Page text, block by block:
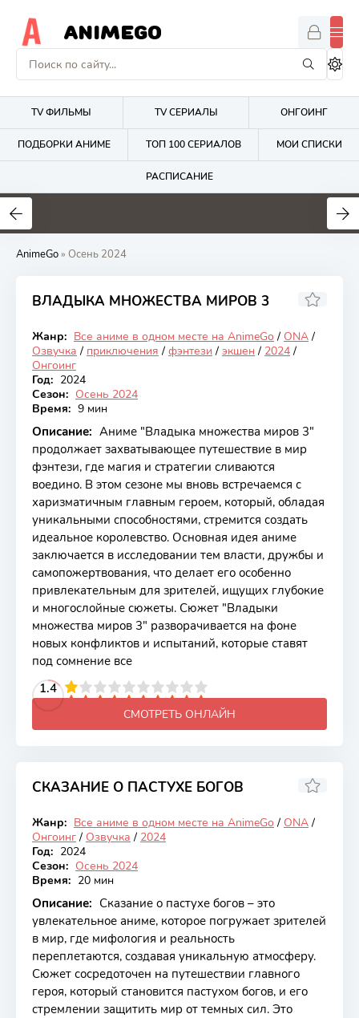
ANIMEGO
TV ФИЛЬМЫ TV СЕРИАЛЫ ОНГОИНГ
ПОДБОРКИ АНИМЕ ТОП 100 СЕРИАЛОВ МОИ СПИСКИ
РАСПИСАНИЕ
1.7
AnimeGo» Осень 2024
ВЛАДЫКА МНОЖЕСТВА МИРОВ 3
Онгоинг
7.2
Жанр: Все аниме в одном месте на AnimeGo / ONA /
Озвучка / приключения / фэнтези / экшен / 2024 /
Онгоинг
Год: 2024
Сезон: Осень 2024
Время: 9 мин
Описание: Аниме "Владыка множества миров 3"
продолжает захватывающее путешествие в мир
фэнтези, где магия и стратегии сливаются
воедино. В этом сезоне мы вновь встречаемся с
харизматичным главным героем, который, обладая
уникальными способностями, стремится создать
идеальное королевство. Основная идея аниме
заключается в исследовании тем власти, дружбы и
самопожертвования, что делает его особенно
привлекательным для зрителей, ищущих глубокие
и многослойные сюжеты. Сюжет "Владыки
множества миров 3" разворачивается на фоне
новых конфликтов и испытаний, которые ставят
под сомнение все
1.4
4 5 6 7 8 9 10
СМОТРЕТЬ ОНЛАЙН
СКАЗАНИЕ О ПАСТУХЕ БОГОВ
Онгоинг
8.3
Жанр: Все аниме в одном месте на AnimeGo / ONA /
Онгоинг / Озвучка / 2024
Год: 2024
Сезон: Осень 2024
Время: 20 мин
Описание: Сказание о пастухе богов – это
увлекательное аниме, которое погружает зрителей
в мир, где мифология и реальность
переплетаются, создавая уникальную атмосферу.
Сюжет сосредоточен на путешествии главного
героя, который становится пастухом богов, и его
стремлении защитить мир от темных сил. Это